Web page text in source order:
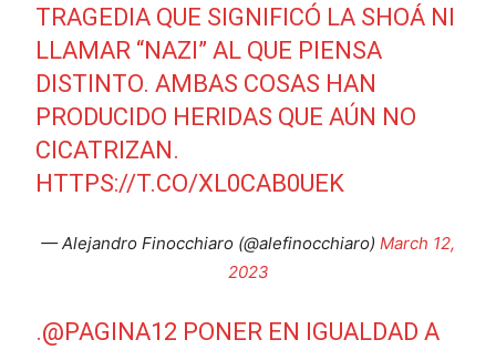
TRAGEDIA QUE SIGNIFICÓ LA SHOÁ NI
LLAMAR “NAZI” AL QUE PIENSA
DISTINTO. AMBAS COSAS HAN
PRODUCIDO HERIDAS QUE AÚN NO
CICATRIZAN.
HTTPS://T.CO/XL0CAB0UEK
— Alejandro Finocchiaro (@alefinocchiaro) March 12,
2023
.@PAGINA12 PONER EN IGUALDAD A